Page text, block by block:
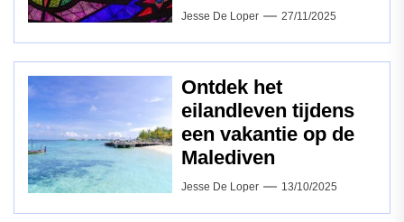
Jesse De Loper 27/11/2025
Ontdek het
eilandleven tijdens
een vakantie op de
Malediven
Jesse De Loper 13/10/2025